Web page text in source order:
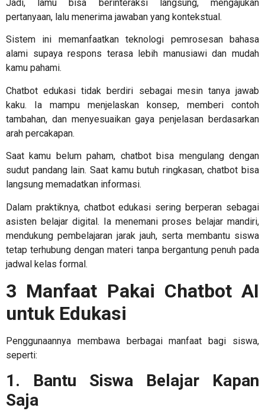
Jadi, lamu bisa berinteraksi langsung, mengajukan
pertanyaan, lalu menerima jawaban yang kontekstual.
Sistem ini memanfaatkan teknologi pemrosesan bahasa
alami supaya respons terasa lebih manusiawi dan mudah
kamu pahami.
Chatbot edukasi tidak berdiri sebagai mesin tanya jawab
kaku. Ia mampu menjelaskan konsep, memberi contoh
tambahan, dan menyesuaikan gaya penjelasan berdasarkan
arah percakapan.
Saat kamu belum paham, chatbot bisa mengulang dengan
sudut pandang lain. Saat kamu butuh ringkasan, chatbot bisa
langsung memadatkan informasi.
Dalam praktiknya, chatbot edukasi sering berperan sebagai
asisten belajar digital. Ia menemani proses belajar mandiri,
mendukung pembelajaran jarak jauh, serta membantu siswa
tetap terhubung dengan materi tanpa bergantung penuh pada
jadwal kelas formal.
3 Manfaat Pakai Chatbot AI
untuk Edukasi
Penggunaannya membawa berbagai manfaat bagi siswa,
seperti:
1. Bantu Siswa Belajar Kapan
Saja